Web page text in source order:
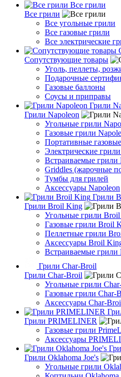
Все грили
Все грили
Все угольные грили
Все газовые грили
Все электрические
Сопутствующие товары
Уголь, пеллеты,
Подарочные
Газовые баллоны
Соусы и приправы
Грили
Грили Napoleon
Угольные грили
Газовые грили
Портативные
Электрические
Встраиваемые грили
Griddles (жарочные
Тумбы для грилей
Аксессуары Napoleon
Грили
Грили Broil King
Угольные грили
Газовые грили Broil
Пеллетные грили
Аксессуары Broil
Встраиваемые
Грили Char-Broil
Грили Char-Broil
Угольные грили
Газовые грили Char-
Аксессуары Char-
Грили PRIMELINER
Газовые грили
Аксессуары
Грили Oklahoma Joe's
Угольные грили